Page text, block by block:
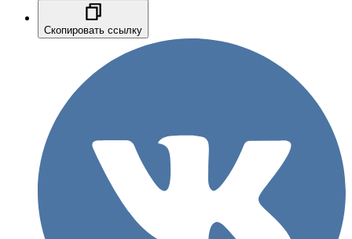
Скопировать ссылку